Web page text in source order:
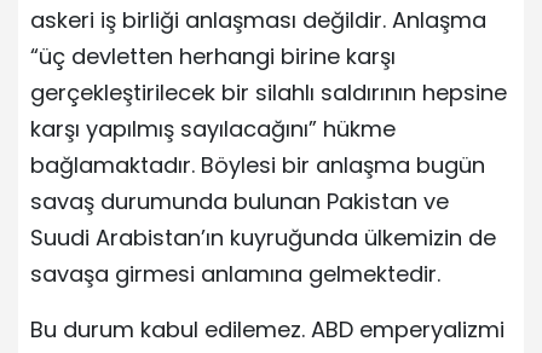
askeri iş birliği anlaşması değildir. Anlaşma
“üç devletten herhangi birine karşı
gerçekleştirilecek bir silahlı saldırının hepsine
karşı yapılmış sayılacağını” hükme
bağlamaktadır. Böylesi bir anlaşma bugün
savaş durumunda bulunan Pakistan ve
Suudi Arabistan’ın kuyruğunda ülkemizin de
savaşa girmesi anlamına gelmektedir.
Bu durum kabul edilemez. ABD emperyalizmi